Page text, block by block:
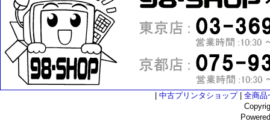
中古プリンタショップ| 全商品